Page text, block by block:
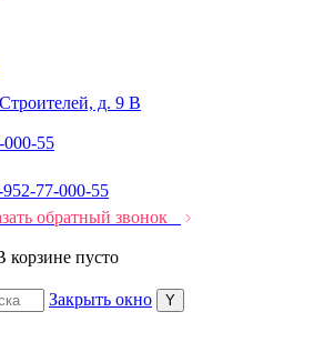
д. 9 В
000-55
77-000-55
обратный звонок
корзине пусто
Закрыть окно